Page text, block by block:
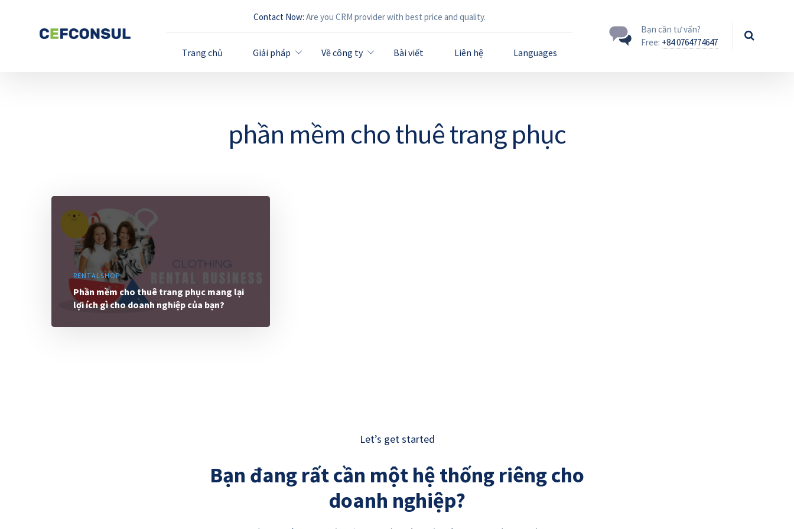
Contact Now: Are you CRM provider with best price and quality.
Trang chủ Giải pháp Về công ty Bài viết Liên hệ Languages
Bạn cần tư vấn?
Free: +84 0764774647
phần mềm cho thuê trang phục
RENTALSHOP
Phần mềm cho thuê trang phục mang lại
lợi ích gì cho doanh nghiệp của bạn?
Let’s get started
Bạn đang rất cần một hệ thống riêng cho
doanh nghiệp?